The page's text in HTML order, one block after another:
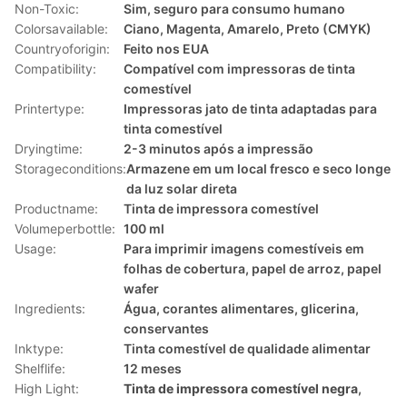
Non-Toxic:
Sim, seguro para consumo humano
Colorsavailable:
Ciano, Magenta, Amarelo, Preto (CMYK)
Countryoforigin:
Feito nos EUA
Compatibility:
Compatível com impressoras de tinta
comestível
Printertype:
Impressoras jato de tinta adaptadas para
tinta comestível
Dryingtime:
2-3 minutos após a impressão
Storageconditions:Armazene em um local fresco e seco longe
da luz solar direta
Productname:
Tinta de impressora comestível
Volumeperbottle: 100 ml
Usage:
Para imprimir imagens comestíveis em
folhas de cobertura, papel de arroz, papel
wafer
Ingredients:
Água, corantes alimentares, glicerina,
conservantes
Inktype:
Tinta comestível de qualidade alimentar
Shelflife:
12 meses
High Light:
Tinta de impressora comestível negra,